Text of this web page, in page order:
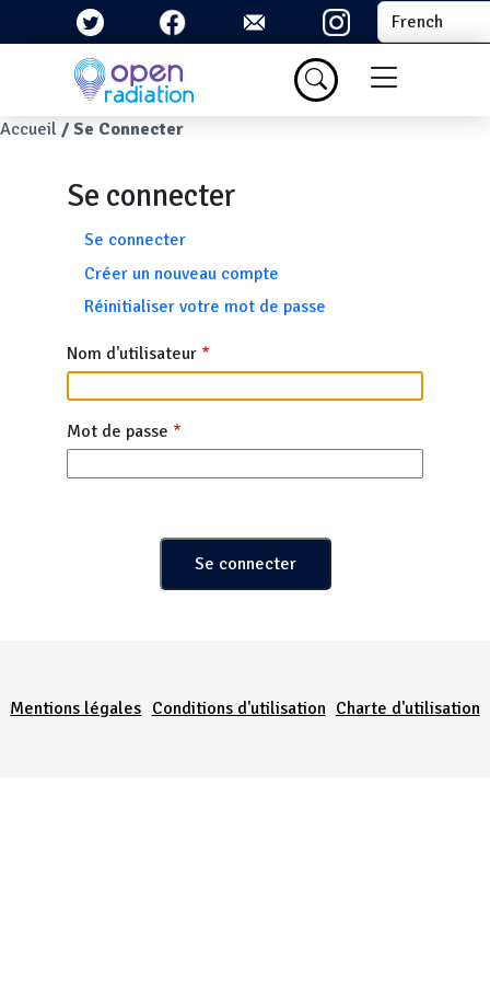
Aller au contenu principal Select your
Menu du
Fil d'Ariane
Accueil Se Connecter
Se connecter
Onglets principaux
Se connecter
Créer un nouveau compte
Réinitialiser votre mot de passe
Nom d'utilisateur
Mot de passe
Mentions légales Conditions d'utilisation Charte d'utilisation